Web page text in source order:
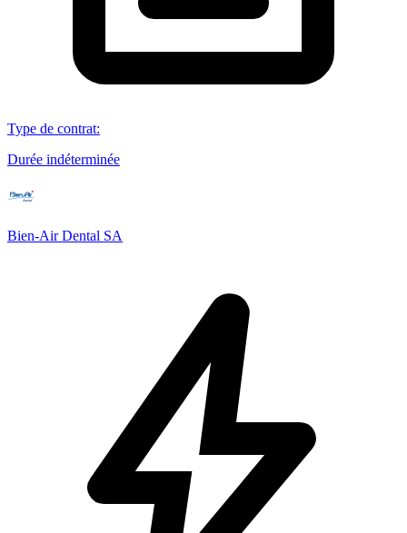
Type de contrat:
Durée indéterminée
Bien-Air Dental SA